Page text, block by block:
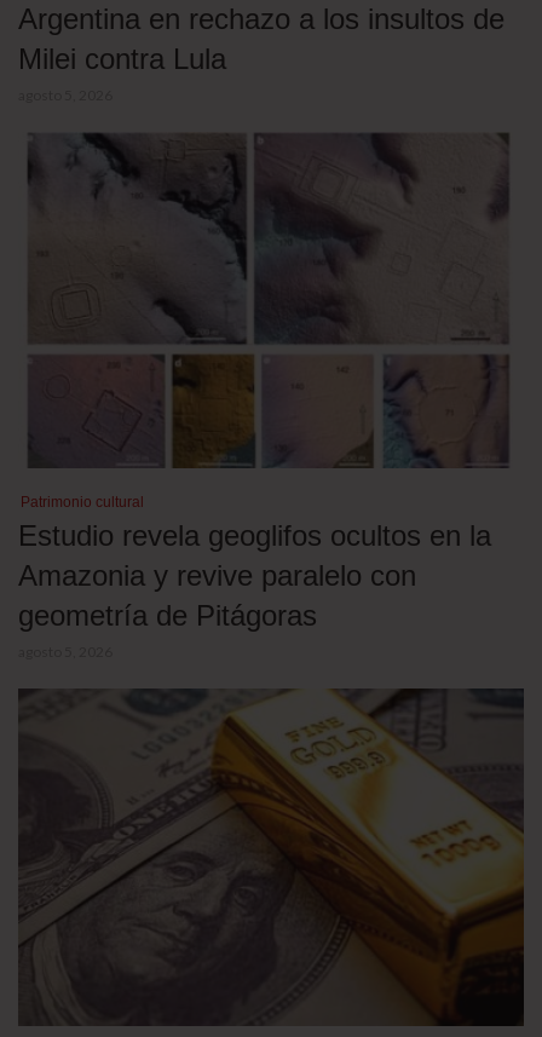
Argentina en rechazo a los insultos de
Milei contra Lula
Patrimonio cultural
Estudio revela geoglifos ocultos en la
Amazonia y revive paralelo con
geometría de Pitágoras